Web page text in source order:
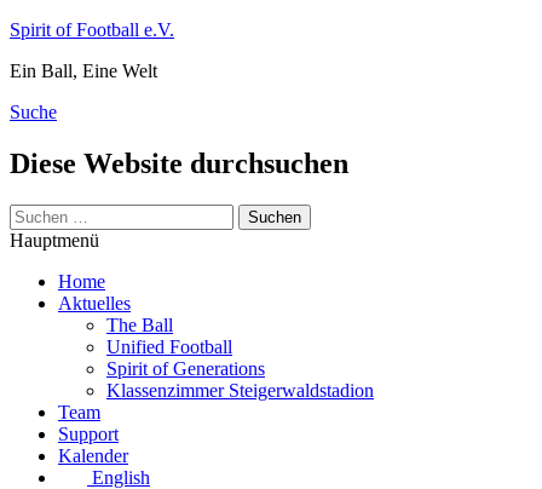
Zum
springen
Spirit of Football e.V.
Ein Ball, Eine Welt
Suche
Diese Website durchsuchen
Suchen
nach:
Hauptmenü
Home
Aktuelles
The Ball
Unified Football
Spirit of Generations
Klassenzimmer Steigerwaldstadion
Team
Support
Kalender
English